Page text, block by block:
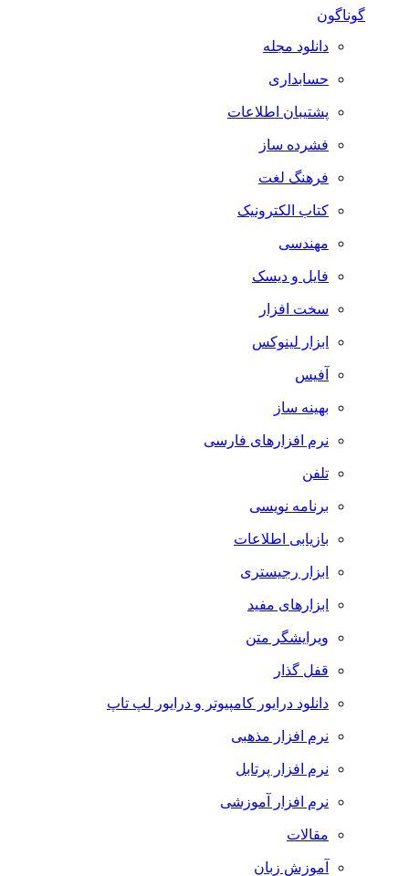
گوناگون
دانلود مجله
حسابداری
پشتیبان اطلاعات
فشرده ساز
فرهنگ لغت
کتاب الکترونیک
مهندسی
فایل و دیسک
سخت افزار
ابزار لینوکس
آفیس
بهینه ساز
نرم افزارهای فارسی
تلفن
برنامه نویسی
بازیابی اطلاعات
ابزار رجیستری
ابزارهای مفید
ویرایشگر متن
قفل گذار
دانلود درایور کامپیوتر و درایور لپ تاپ
نرم افزار مذهبی
نرم افزار پرتابل
نرم افزار آموزشی
مقالات
آموزش زبان